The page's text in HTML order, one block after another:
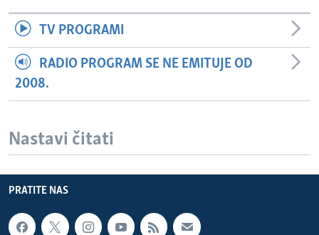
TV PROGRAMI
RADIO PROGRAM SE NE EMITUJE OD
2008.
Nastavi čitati
PRATITE NAS